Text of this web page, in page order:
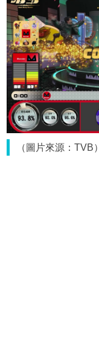
（圖片來源：TVB）